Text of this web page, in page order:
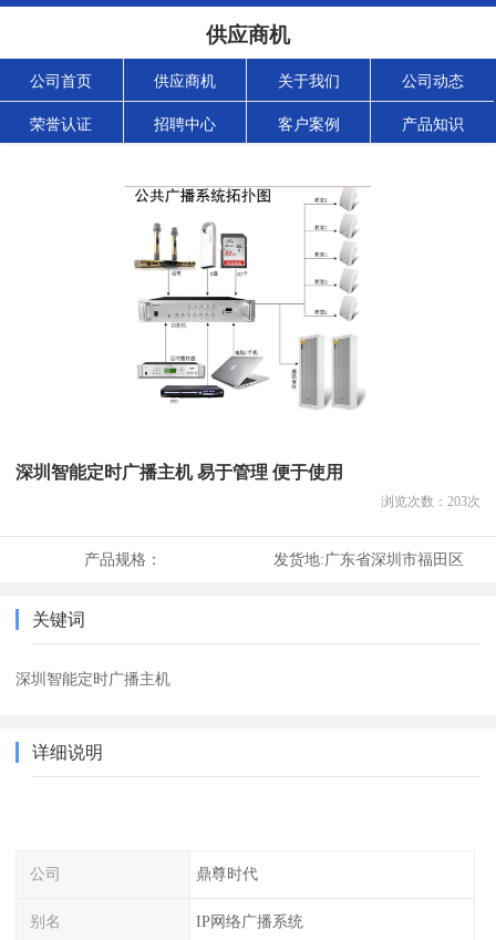
供应商机
公司首页 供应商机 关于我们 公司动态
荣誉认证 招聘中心 客户案例 产品知识
深圳智能定时广播主机 易于管理 便于使用
浏览次数： 203次
产品规格： 发货地:广东省深圳市福田区
关键词
深圳智能定时广播主机
详细说明
公司 鼎尊时代
别名 IP网络广播系统